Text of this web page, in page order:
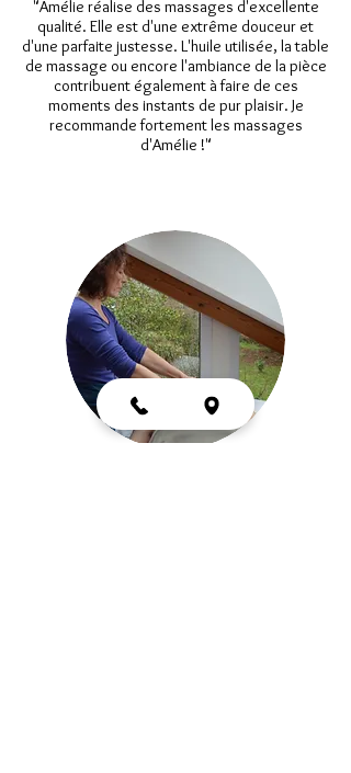
"Amélie réalise des massages d'excellente
qualité. Elle est d'une extrême douceur et
d'une parfaite justesse. L'huile utilisée, la table
de massage ou encore l'ambiance de la pièce
contribuent également à faire de ces
moments des instants de pur plaisir. Je
recommande fortement les massages
d'Amélie !"